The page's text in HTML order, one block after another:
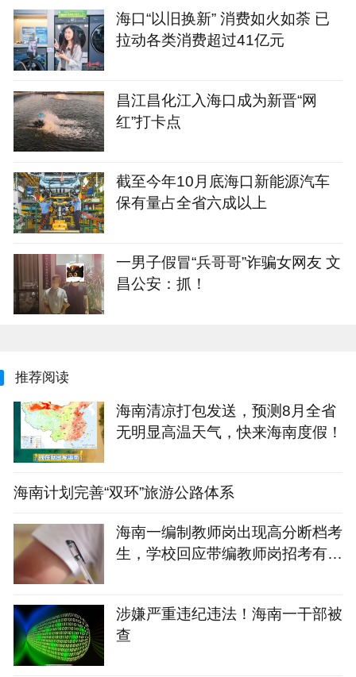
海口“以旧换新” 消费如火如荼 已
拉动各类消费超过41亿元
昌江昌化江入海口成为新晋“网
红”打卡点
截至今年10月底海口新能源汽车
保有量占全省六成以上
一男子假冒“兵哥哥”诈骗女网友 文
昌公安：抓！
推荐阅读
海南清凉打包发送，预测8月全省
无明显高温天气，快来海南度假！
海南计划完善“双环”旅游公路体系
海南一编制教师岗出现高分断档考
生，学校回应带编教师岗招考有高
涉嫌严重违纪违法！海南一干部被
查